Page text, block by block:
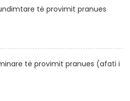
të provimit pranues
të provimit pranues (afati i